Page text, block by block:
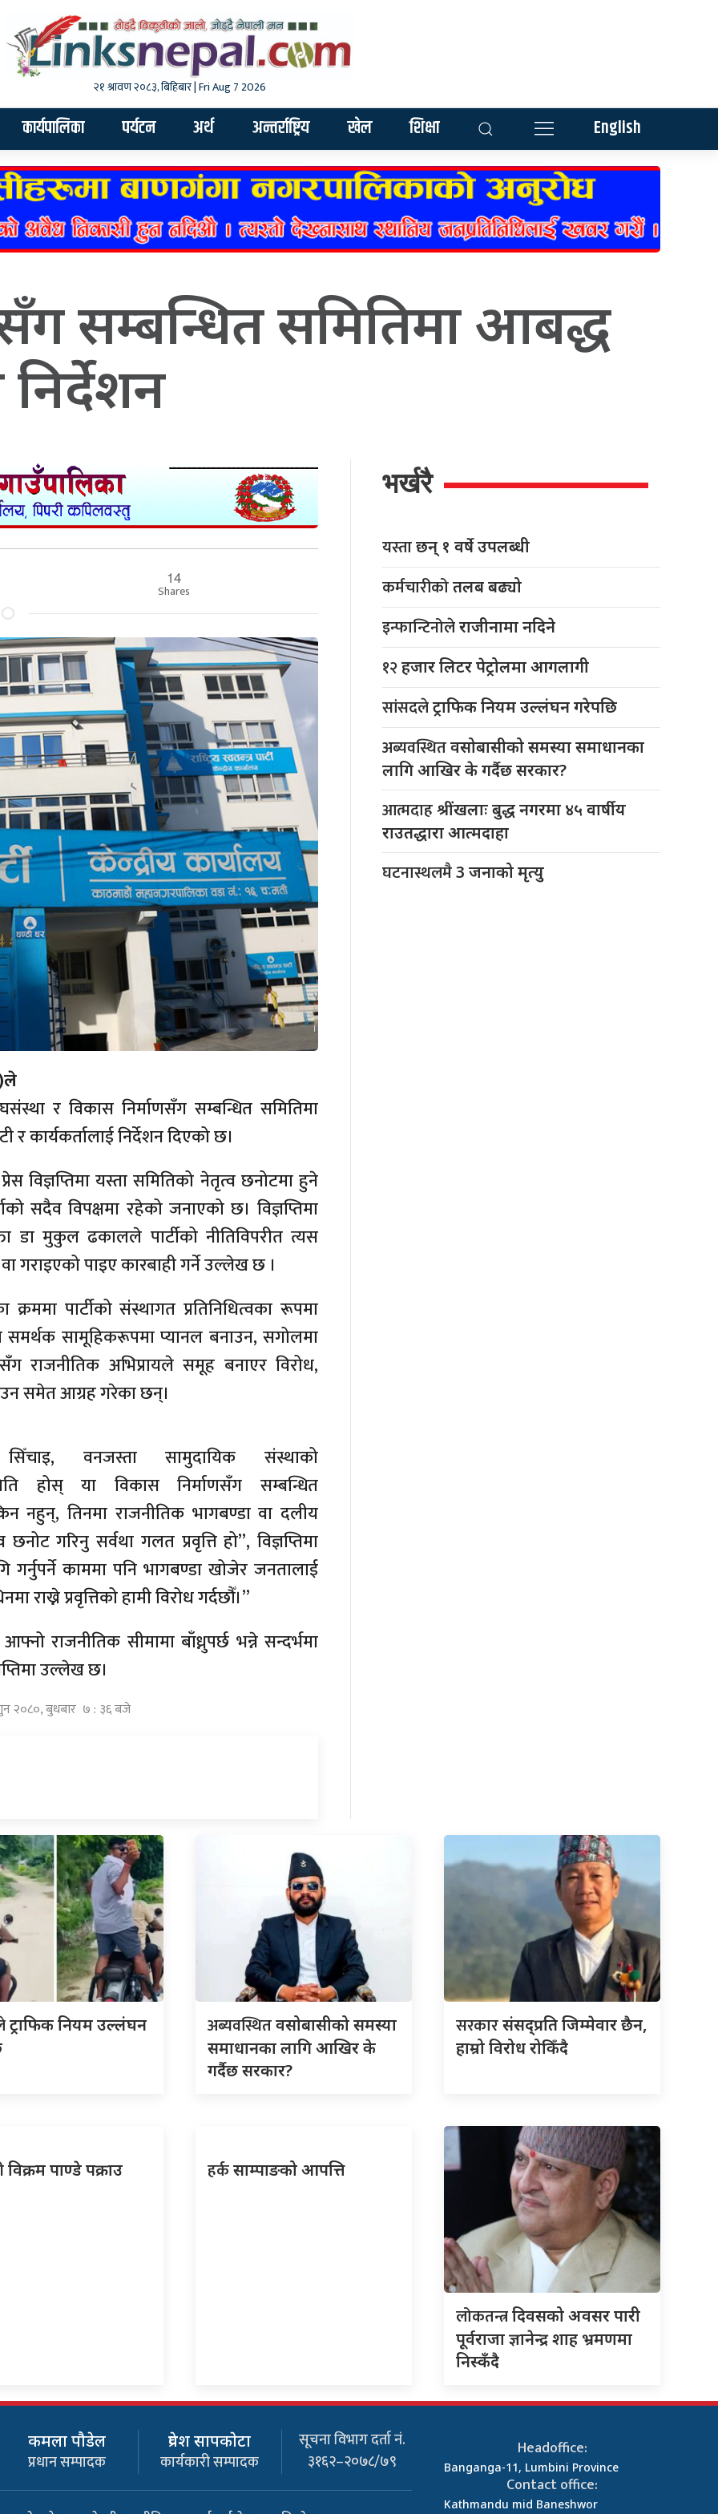
२१ श्रावण २०८३, बिहिबार | Fri Aug 7 2026
कार्यपालिका पर्यटन अर्थ अन्तर्राष्ट्रिय खेल शिक्षा English
सम्बन्धित समितिमा आबद्ध
14
Shares
र विकास निर्माणसँग सम्बन्धित समितिमा
कार्यकर्तालाई निर्देशन दिएको छ।
विज्ञप्तिमा यस्ता समितिको नेतृत्व छनोटमा हुने
सदैव विपक्षमा रहेको जनाएको छ। विज्ञप्तिमा
डा मुकुल ढकालले पार्टीको नीतिविपरीत त्यस
गराइएको पाइए कारबाही गर्ने उल्लेख छ ।
पार्टीको संस्थागत प्रतिनिधित्वका रूपमा
समर्थक सामूहिकरूपमा प्यानल बनाउन, सगोलमा
राजनीतिक अभिप्रायले समूह बनाएर विरोध,
समेत आग्रह गरेका छन्।
सिँचाइ, वनजस्ता सामुदायिक संस्थाको
होस् या विकास निर्माणसँग सम्बन्धित
नहुन्, तिनमा राजनीतिक भागबण्डा वा दलीय
छनोट गरिनु सर्वथा गलत प्रवृत्ति हो”, विज्ञप्तिमा
काममा पनि भागबण्डा खोजेर जनतालाई
राख्ने प्रवृत्तिको हामी विरोध गर्दछौँ।”
राजनीतिक सीमामा बाँध्नुपर्छ भन्ने सन्दर्भमा
उल्लेख छ।
२०८०, बुधबार ७ : ३६ बजे
भर्खरै
यस्ताछन् १ वर्षे उपलब्धी
कर्मचारीकोतलब बढ्यो
इन्फान्टिनोलेराजीनामा नदिने
१२हजार लिटर पेट्रोलमा आगलागी
सांसदलेट्राफिक नियम उल्लंघन गरेपछि
अब्यवस्थितवसोबासीको समस्या समाधानका
लागि आखिर के गर्दैछ सरकार?
आत्मदाहश्रींखलाः बुद्ध नगरमा ४५ वार्षीय
राउतद्धारा आत्मदाहा
घटनास्थलमै3 जनाको मृत्यु
ट्राफिक नियम उल्लंघन
अब्यवस्थितवसोबासीको समस्या
समाधानका लागि आखिर के
गर्दैछ सरकार?
सरकारसंसद्‍प्रति जिम्मेवार छैन,
हाम्रो विरोध रोकिँदै
विक्रम पाण्डे पक्राउ हर्कसाम्पाङको आपत्ति
लोकतन्त्रदिवसको अवसर पारी
पूर्वराजा ज्ञानेन्द्र शाह भ्रमणमा
निस्कँदै
कमला पौडेल
प्रधान सम्पादक
प्रवेश सापकाेटा
कार्यकारी सम्पादक
सूचना विभाग दर्ता नं.
३१६२–२०७८/७९
Headoffice:
Banganga-11, Lumbini Province
Contact office:
Kathmandu mid Baneshwor